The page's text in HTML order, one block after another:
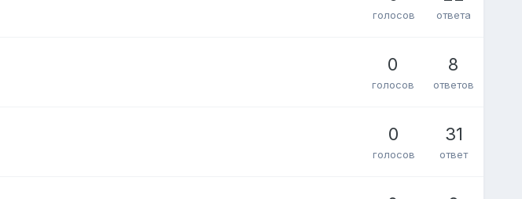
голосов ответа
0
голосов
8
ответов
0
голосов
31
ответ